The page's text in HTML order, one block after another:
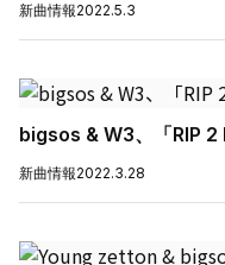
新曲情報2022.5.3
bigsos & W3、「RIP 2
新曲情報2022.3.28